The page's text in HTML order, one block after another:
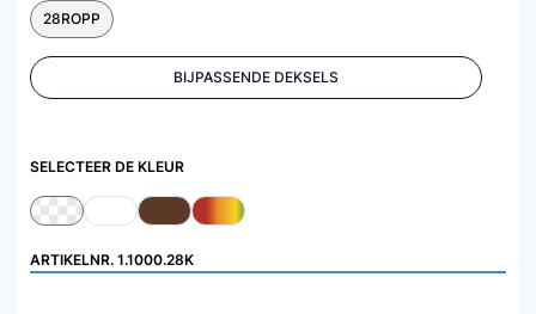
28ROPP
BIJPASSENDE DEKSELS
SELECTEER DE KLEUR
ARTIKELNR. 1.1000.28K